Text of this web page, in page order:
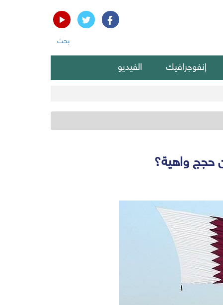
بحث
إنفوجرافيك الفيديو
حجج واهية؟